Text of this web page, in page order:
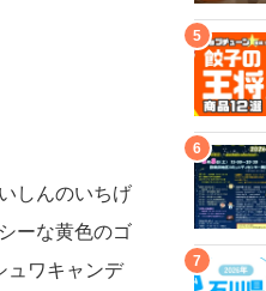
しんのいちげ
ーな黄色のゴ
ュワキャンデ